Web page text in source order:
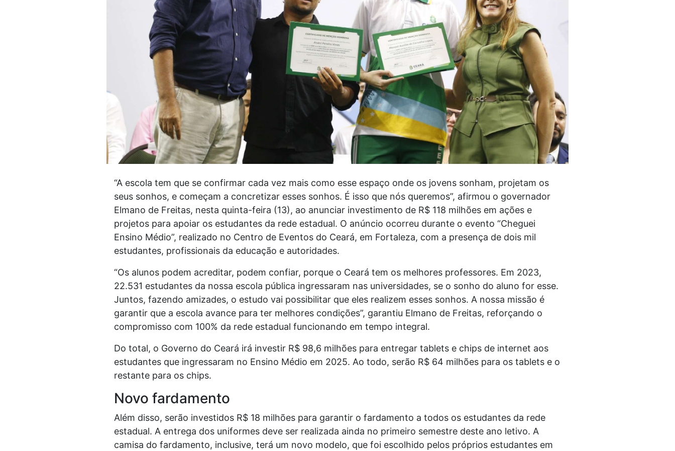
“A escola tem que se confirmar cada vez mais como esse espaço onde os jovens sonham, projetam os
seus sonhos, e começam a concretizar esses sonhos. É isso que nós queremos”, afirmou o governador
Elmano de Freitas, nesta quinta-feira (13), ao anunciar investimento de R$ 118 milhões em ações e
projetos para apoiar os estudantes da rede estadual. O anúncio ocorreu durante o evento “Cheguei
Ensino Médio”, realizado no Centro de Eventos do Ceará, em Fortaleza, com a presença de dois mil
estudantes, profissionais da educação e autoridades.
“Os alunos podem acreditar, podem confiar, porque o Ceará tem os melhores professores. Em 2023,
22.531 estudantes da nossa escola pública ingressaram nas universidades, se o sonho do aluno for esse.
Juntos, fazendo amizades, o estudo vai possibilitar que eles realizem esses sonhos. A nossa missão é
garantir que a escola avance para ter melhores condições”, garantiu Elmano de Freitas, reforçando o
compromisso com 100% da rede estadual funcionando em tempo integral.
Do total, o Governo do Ceará irá investir R$ 98,6 milhões para entregar tablets e chips de internet aos
estudantes que ingressaram no Ensino Médio em 2025. Ao todo, serão R$ 64 milhões para os tablets e o
restante para os chips.
Novo fardamento
Além disso, serão investidos R$ 18 milhões para garantir o fardamento a todos os estudantes da rede
estadual. A entrega dos uniformes deve ser realizada ainda no primeiro semestre deste ano letivo. A
camisa do fardamento, inclusive, terá um novo modelo, que foi escolhido pelos próprios estudantes em